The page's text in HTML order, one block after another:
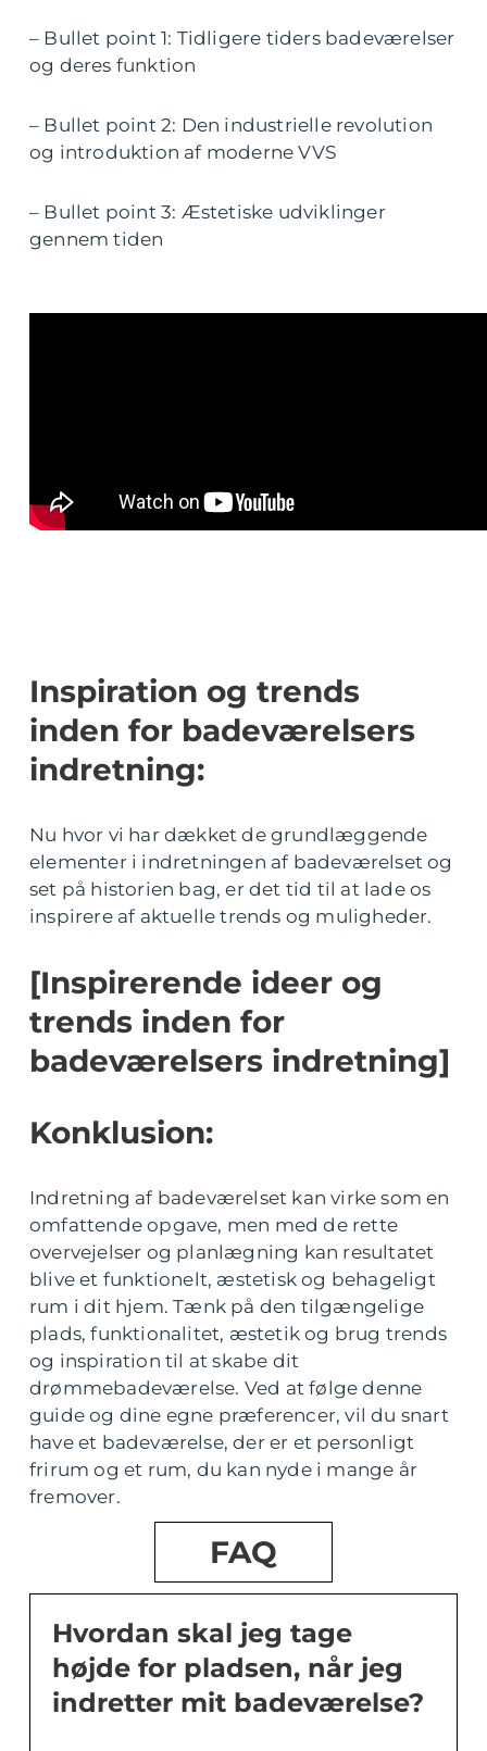
– Bullet point 1: Tidligere tiders badeværelser
og deres funktion
– Bullet point 2: Den industrielle revolution
og introduktion af moderne VVS
– Bullet point 3: Æstetiske udviklinger
gennem tiden
Inspiration og trends
inden for badeværelsers
indretning:
Nu hvor vi har dækket de grundlæggende
elementer i indretningen af badeværelset og
set på historien bag, er det tid til at lade os
inspirere af aktuelle trends og muligheder.
[Inspirerende ideer og
trends inden for
badeværelsers indretning]
Konklusion:
Indretning af badeværelset kan virke som en
omfattende opgave, men med de rette
overvejelser og planlægning kan resultatet
blive et funktionelt, æstetisk og behageligt
rum i dit hjem. Tænk på den tilgængelige
plads, funktionalitet, æstetik og brug trends
og inspiration til at skabe dit
drømmebadeværelse. Ved at følge denne
guide og dine egne præferencer, vil du snart
have et badeværelse, der er et personligt
frirum og et rum, du kan nyde i mange år
fremover.
FAQ
Hvordan skal jeg tage
højde for pladsen, når jeg
indretter mit badeværelse?